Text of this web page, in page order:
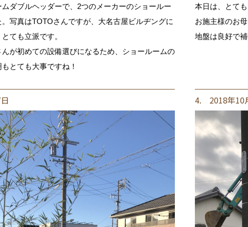
ダブルヘッダーで、2つのメーカーのショールー
写真はTOTOさんですが、大名古屋ビルヂングに
ても立派です。
が初めての設備選びになるため、ショールームの
とても大事ですね！
本日は、とて
お施主様のお
地盤は良好で
4. 2018年10